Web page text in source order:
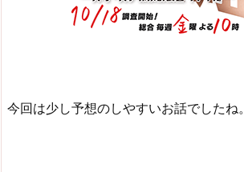
今回は少し予想のしやすいお話でしたね。